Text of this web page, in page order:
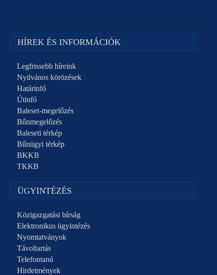
HÍREK ÉS INFORMÁCIÓK
Legfrissebb híreink
Nyilvános körözések
Határinfó
Útinfó
Baleset-megelőzés
Bűnmegelőzés
Baleseti térkép
Bűnügyi térkép
BKKB
TKKB
ÜGYINTÉZÉS
Közigazgatási bírság
Elektronikus ügyintézés
Nyomtatványok
Távoltartás
Telefontanú
Hirdetmények